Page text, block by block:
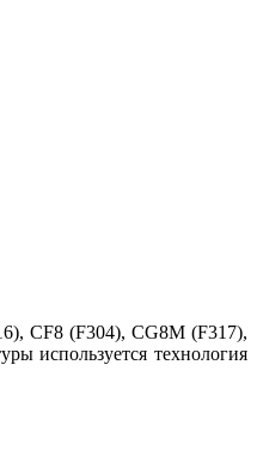
CF8 (F304), CG8M (F317),
используется технология